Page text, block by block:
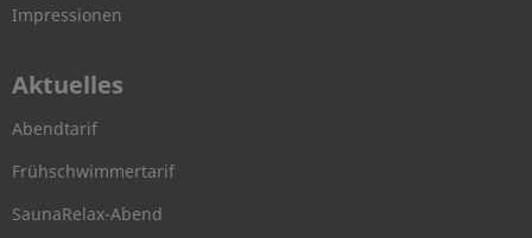
Impressionen
Aktuelles
Abendtarif
Frühschwimmertarif
SaunaRelax-Abend